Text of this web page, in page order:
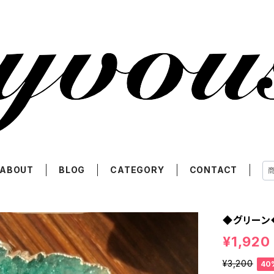
BLOG CATEGORY CONTACT
◆グリーン
¥1,920
¥3,200